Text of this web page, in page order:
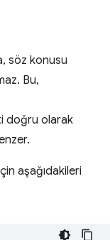
söz konusu
Bu,
doğru olarak
aşağıdakileri